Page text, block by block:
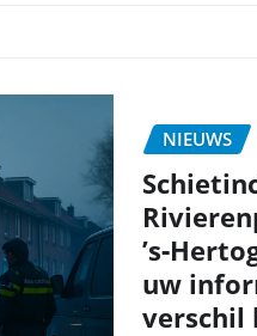
NIEUWS
uw
verschil